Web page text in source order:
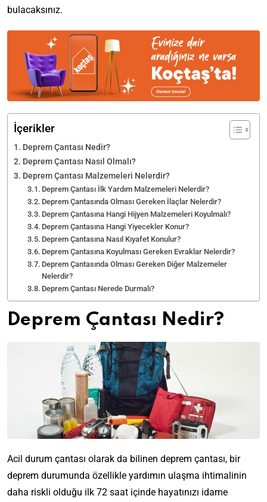
bulacaksınız.
İçerikler
Deprem Çantası Nedir?
Deprem Çantası Nasıl Olmalı?
Deprem Çantası Malzemeleri Nelerdir?
Deprem Çantası İlk Yardım Malzemeleri Nelerdir?
Deprem Çantasında Olması Gereken İlaçlar Nelerdir?
Deprem Çantasına Hangi Hijyen Malzemeleri Koyulmalı?
Deprem Çantasına Hangi Yiyecekler Konur?
Deprem Çantasına Nasıl Kıyafet Konulur?
Deprem Çantasına Koyulması Gereken Evraklar Nelerdir?
Deprem Çantasında Olması Gereken Diğer Malzemeler
Nelerdir?
Deprem Çantası Nerede Durmalı?
Deprem Çantası Nedir?
Acil durum çantası olarak da bilinen deprem çantası, bir
deprem durumunda özellikle yardımın ulaşma ihtimalinin
daha riskli olduğu ilk 72 saat içinde hayatınızı idame